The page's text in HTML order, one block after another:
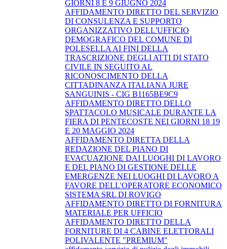
GIORNI 8 E 9 GIUGNO 2024
AFFIDAMENTO DIRETTO DEL SERVIZIO
DI CONSULENZA E SUPPORTO
ORGANIZZATIVO DELL'UFFICIO
DEMOGRAFICO DEL COMUNE DI
POLESELLA AI FINI DELLA
TRASCRIZIONE DEGLI ATTI DI STATO
CIVILE IN SEGUITO AL
RICONOSCIMENTO DELLA
CITTADINANZA ITALIANA JURE
SANGUINIS - CIG B1165BE9C9
AFFIDAMENTO DIRETTO DELLO
SPATTACOLO MUSICALE DURANTE LA
FIERA DI PENTECOSTE NEI GIORNI 18 19
E 20 MAGGIO 2024
AFFIDAMENTO DIRETTA DELLA
REDAZIONE DEL PIANO DI
EVACUAZIONE DAI LUOGHI DI LAVORO
E DEL PIANO DI GESTIONE DELLE
EMERGENZE NEI LUOGHI DI LAVORO A
FAVORE DELL'OPERATORE ECONOMICO
SISTEMA SRL DI ROVIGO
AFFIDAMENTO DIRETTO DI FORNITURA
MATERIALE PER UFFICIO
AFFIDAMENTO DIRETTO DELLA
FORNITURE DI 4 CABINE ELETTORALI
POLIVALENTE "PREMIUM"